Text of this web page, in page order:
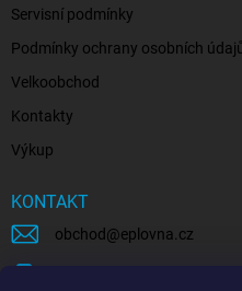
Servisní podmínky
Podmínky ochrany osobních
Velkoobchod
Kontakty
Výkup
KONTAKT
obchod @eplovna.cz